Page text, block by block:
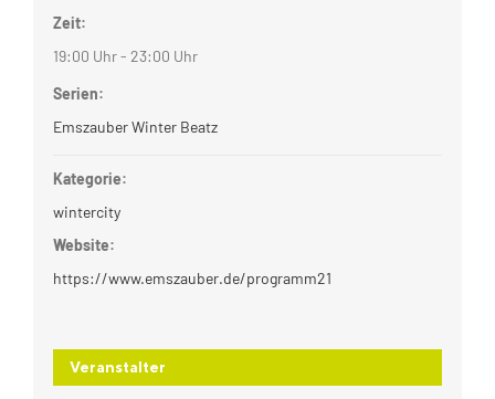
Zeit:
19:00 Uhr - 23:00 Uhr
Serien:
Emszauber Winter Beatz
Kategorie:
wintercity
Website:
https://www.emszauber.de/programm21
Veranstalter